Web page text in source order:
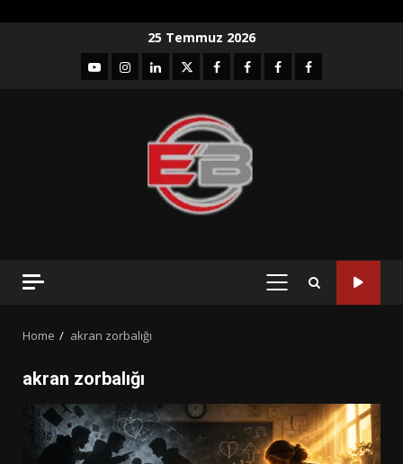
25 Temmuz 2026
YouTubeInstagram
LinkedIntwitterfacebook-Facebook-
Facebook-Facebook-
PRIMARY
Home akran zorbalığı
akran zorbalığı